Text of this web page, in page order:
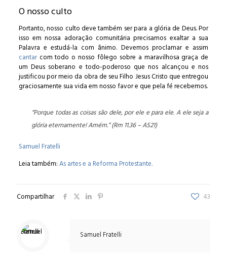
O nosso culto
Portanto, nosso culto deve também ser para a glória de Deus. Por
isso em nossa adoração comunitária precisamos exaltar a sua
Palavra e estudá-la com ânimo. Devemos proclamar e assim
cantarcom todo o nosso fôlego sobre a maravilhosa graça de
um Deus soberano e todo-poderoso que nos alcançou e nos
justificou por meio da obra de seu Filho Jesus Cristo que entregou
graciosamente sua vida em nosso favor e que pela fé recebemos.
“Porque todas as coisas são dele, por ele e para ele. A ele seja a
glória eternamente! Amém.”(Rm 11.36 – AS21)
Samuel Fratelli
Leia também:As artes e a Reforma Protestante.
Compartilhar 43
Samuel Fratelli